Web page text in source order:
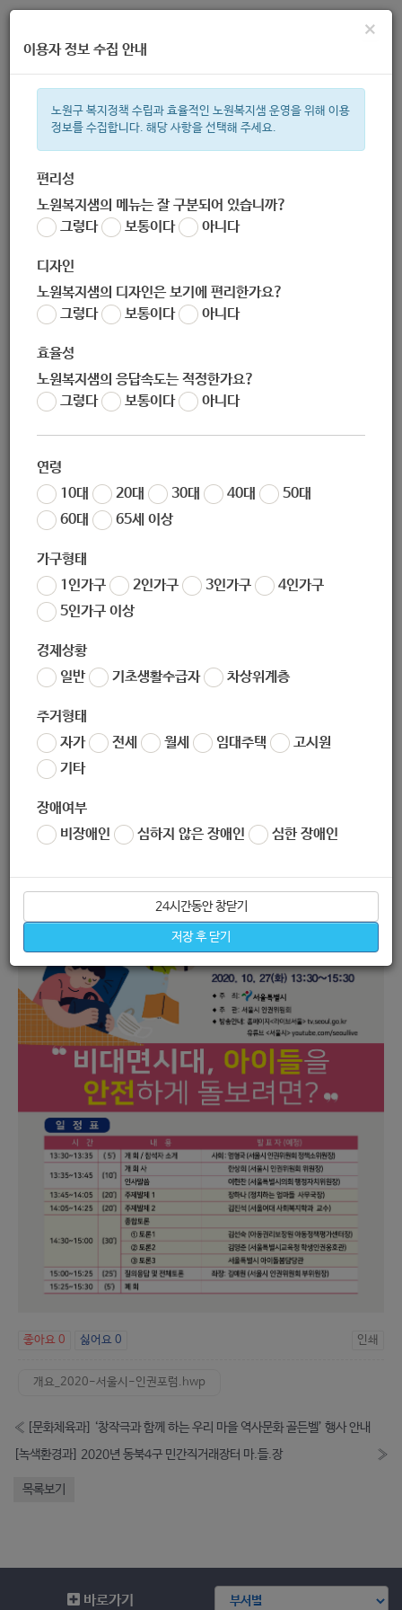
주간 인기검색어
한눈으로 보는 복지 정보
×
이용자 정보 수집 안내
노원구 복지정책 수립과 효율적인 노원복지샘 운영을 위해 이용
정보를 수집합니다. 해당 사항을 선택해 주세요.
편리성
노원복지샘의 메뉴는 잘 구분되어 있습니까?
그렇다
보통이다 아니다
디자인
노원복지샘의 디자인은 보기에 편리한가요?
그렇다
보통이다 아니다
효율성
노원복지샘의 응답속도는 적정한가요?
그렇다
보통이다 아니다
연령
10대
20대 30대 40대
50대
60대
65세 이상
가구형태
1인가구
2인가구 3인가구
4인가구
5인가구 이상
경제상황
일반
기초생활수급자 차상위계층
주거형태
자가
전세 월세 임대주택
고시원
기타
장애여부
비장애인
심하지 않은 장애인 심한 장애인
24시간동안 창닫기
저장 후 닫기
[감사담당관] 2020 서울시 인권포럼 -비대면시대, 아이들을 안
전하게 돌보려면?- 개최 알림
작성자 노원 복지샘
작성일 2020-10-23 09:34
2020. 서울시 인권포럼
[비대면시대, 아이들을 안전하게 돌
보려면?] 개최 알림
서울시에서 비대면 시대를 맞아 아동 돌봄 및 인권에 대한 여
며, 라이브 서울 및 유튜브로 생중계 예정이오니 관심있는 분
들의 많은 시청바랍니다.
좋아요 0 싫어요 0 인쇄
개요_2020-서울시-인권포럼.hwp
« [문화체육과] ‘창작극과 함께 하는 우리 마을 역사문화 골든벨’ 행사 안내
[녹색환경과] 2020년 동북4구 민간직거래장터 마.들.장
»
목록보기
바로가기